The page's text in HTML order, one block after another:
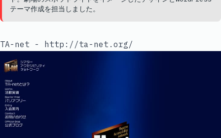
テーマ作成を担当しました。
TA-net - http://ta-net.org/